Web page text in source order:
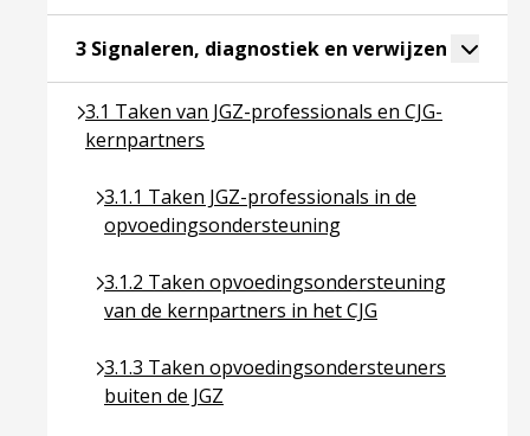
3 Signaleren, diagnostiek en verwijzen Ga
Toggle
3.1 Taken van JGZ-professionals en CJG-
kernpartners
Ga naar pagina over 3.1 Taken van JGZ-
3.1.1 Taken JGZ-professionals in de
opvoedingsondersteuning
Ga naar pagina over 3.1.1 Taken JGZ-
3.1.2 Taken opvoedingsondersteuning
van de kernpartners in het CJG
Ga naar pagina over 3.1.2 Taken
3.1.3 Taken opvoedingsondersteuners
buiten de JGZ
Ga naar pagina over 3.1.3 Taken